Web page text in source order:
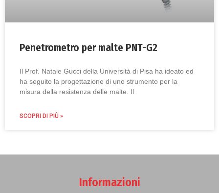
Penetrometro per malte PNT-G2
Il Prof. Natale Gucci della Università di Pisa ha ideato ed
ha seguito la progettazione di uno strumento per la
misura della resistenza delle malte. Il
SCOPRI DI PIÙ »
Informazioni